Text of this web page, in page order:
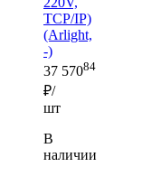
TCP/IP)
(Arlight,
-)
37 57084
₽/
шт
В
наличии